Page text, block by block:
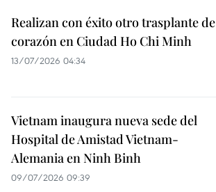
Realizan con éxito otro trasplante de
corazón en Ciudad Ho Chi Minh
13/07/2026 04:34
Vietnam inaugura nueva sede del
Hospital de Amistad Vietnam-
Alemania en Ninh Binh
09/07/2026 09:39